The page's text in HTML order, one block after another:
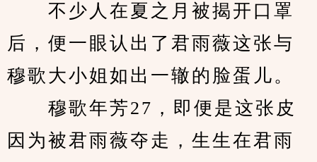
不少人在夏之月被揭开口罩
后，便一眼认出了君雨薇这张与
穆歌大小姐如出一辙的脸蛋儿。
穆歌年芳27，即便是这张皮
因为被君雨薇夺走，生生在君雨